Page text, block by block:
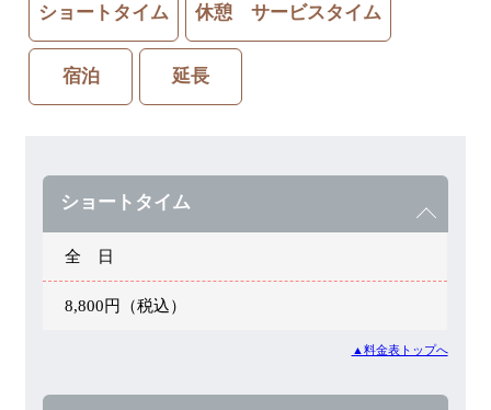
ショートタイム 休憩 サービスタイム
宿泊 延長
ショートタイム
全 日
8,800円（税込）
▲料金表トップへ